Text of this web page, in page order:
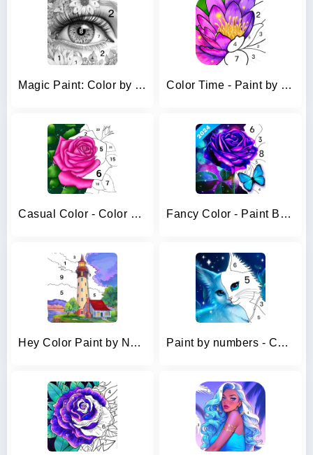
Magic Paint: Color by number Color Time - Paint by Number
Casual Color - Color by Number Fancy Color - Paint By Number
Hey Color Paint by Number Art Paint by numbers - Color book